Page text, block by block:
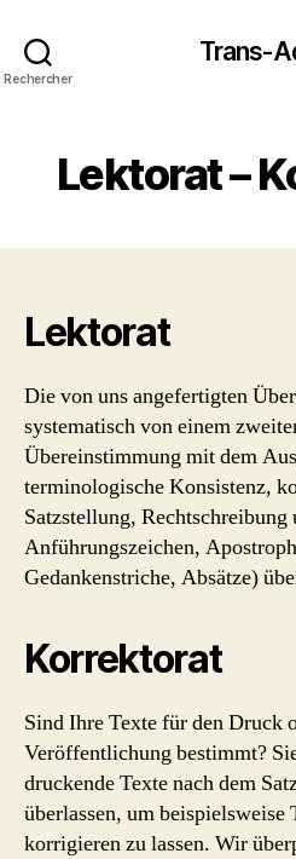
Rechercher
Trans-
Lektorat –
Lektorat
Die von uns angefertigten
systematisch von einem
Übereinstimmung mit dem
terminologische Konsistenz,
Satzstellung,
Anführungszeichen,
Gedankenstriche, Absätze)
Korrektorat
Sind Ihre Texte für den Druck
Veröffentlichung bestimmt?
druckende Texte nach dem
überlassen, um beispielsweise
korrigieren zu lassen. Wir